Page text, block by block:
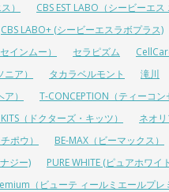
）
CBS EST LABO（シービーエス
CBS LABO+ (シービーエスラボプラス)
インムー） セラピズム
ア） タカラベルモント 滝川
）
T-CONCEPTION（ティーコン
（ドクターズ・キッツ） ネオ
ポウ） BE-MAX（ビーマックス）
ジー) PURE WHITE (ピュアホワイ
（ビューテ ィールミエールプレ